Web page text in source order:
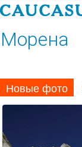
Морена
Новые фото